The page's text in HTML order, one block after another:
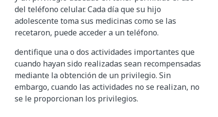
del teléfono celular. Cada día que su hijo
adolescente toma sus medicinas como se las
recetaron, puede acceder a un teléfono.
dentifique una o dos actividades importantes que
cuando hayan sido realizadas sean recompensadas
mediante la obtención de un privilegio. Sin
embargo, cuando las actividades no se realizan, no
se le proporcionan los privilegios.